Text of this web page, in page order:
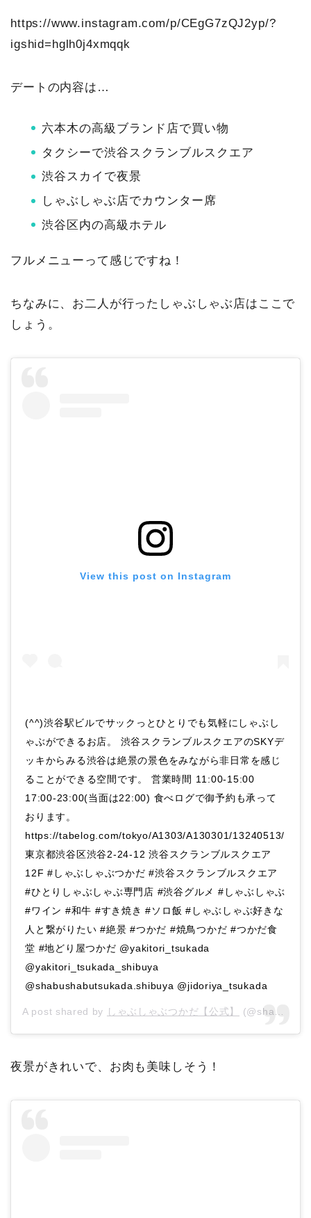
https://www.instagram.com/p/CEgG7zQJ2yp/?
igshid=hglh0j4xmqqk
デートの内容は…
六本木の高級ブランド店で買い物
タクシーで渋谷スクランブルスクエア
渋谷スカイで夜景
しゃぶしゃぶ店でカウンター席
渋谷区内の高級ホテル
フルメニューって感じですね！
ちなみに、お二人が行ったしゃぶしゃぶ店はここで
しょう。
View this post on Instagram
(^^)渋谷駅ビルでサックっとひとりでも気軽にしゃぶし
ゃぶができるお店。 渋谷スクランブルスクエアのSKYデ
ッキからみる渋谷は絶景の景色をみながら非日常を感じ
ることができる空間です。 営業時間 11:00-15:00
17:00-23:00(当面は22:00) 食べログで御予約も承って
おります。
https://tabelog.com/tokyo/A1303/A130301/13240513/
東京都渋谷区渋谷2-24-12 渋谷スクランブルスクエア
12F #しゃぶしゃぶつかだ #渋谷スクランブルスクエア
#ひとりしゃぶしゃぶ専門店 #渋谷グルメ #しゃぶしゃぶ
#ワイン #和牛 #すき焼き #ソロ飯 #しゃぶしゃぶ好きな
人と繋がりたい #絶景 #つかだ #焼鳥つかだ #つかだ食
堂 #地どり屋つかだ @yakitori_tsukada
@yakitori_tsukada_shibuya
@shabushabutsukada.shibuya @jidoriya_tsukada
A post shared by しゃぶしゃぶつかだ【公式】 (@shabushabutsukada.shibuya) on
夜景がきれいで、お肉も美味しそう！